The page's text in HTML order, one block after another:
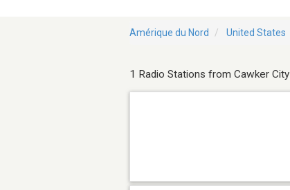
Amérique du Nord United States
1 Radio Stations from Cawker City